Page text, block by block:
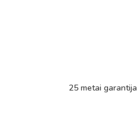
25 metai garantija